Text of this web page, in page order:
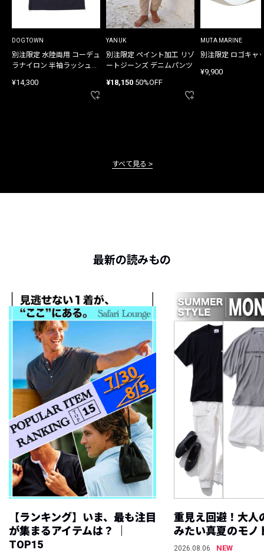
DOGTOWN
別注限定 水陸両用 コーデュ
ラナイロン 半袖ラッシュガ
¥14,300
YANUK
別注限定 ペイント加工 リゾ
ートジーンズ デニムパンツ
¥18,150 50%OFF
MUTA MARINE
別注限定 ロゴキャ
¥9,900
すべて見る
最新の読みもの
【ランキング】いま、最も注目
が集まるアイテムは？ ｜
TOP15
重見え回避！大人
みたい真夏のモノ
2026.08.06
NEW